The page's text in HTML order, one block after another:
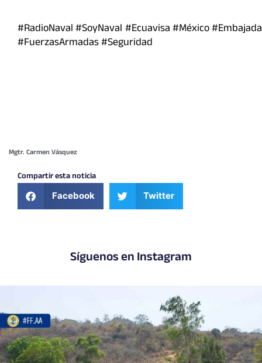
#RadioNaval #SoyNaval #Ecuavisa #México #Embajada
#FuerzasArmadas #Seguridad
Mgtr. Carmen Vásquez
Compartir esta noticia
Facebook Twitter
Síguenos en Instagram